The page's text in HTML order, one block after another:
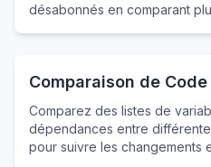
désabonnés en comparant
Comparaison de Code
Comparez des listes de
dépendances entre
pour suivre les changements